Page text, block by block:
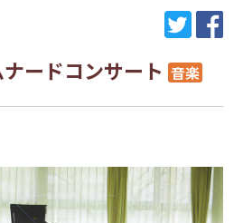
ードコンサート 音楽